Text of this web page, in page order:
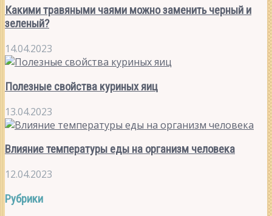
Какими травяными чаями можно заменить черный и
зеленый?
14.04.2023
Полезные свойства куриных яиц
13.04.2023
Влияние температуры еды на организм человека
12.04.2023
Рубрики